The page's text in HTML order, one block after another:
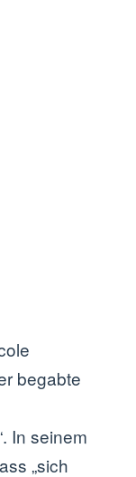
begabte
In seinem
„sich